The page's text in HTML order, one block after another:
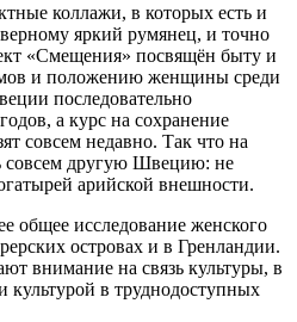
коллажи, в которых есть и
яркий румянец, и точно
«Смещения» посвящён быту и
и положению женщины среди
последовательно
а курс на сохранение
совсем недавно. Так что на
совсем другую Швецию: не
арийской внешности.
общее исследование женского
островах и в Гренландии.
внимание на связь культуры, в
культурой в труднодоступных